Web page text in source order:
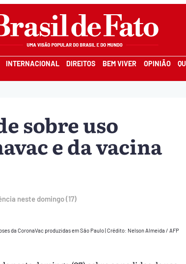
INTERNACIONAL DIREITOS BEM VIVER OPINIÃO
sobre uso
e da vacina
neste domingo (17)
da CoronaVac produzidas em São Paulo|Crédito: Nelson Almeida / AFP